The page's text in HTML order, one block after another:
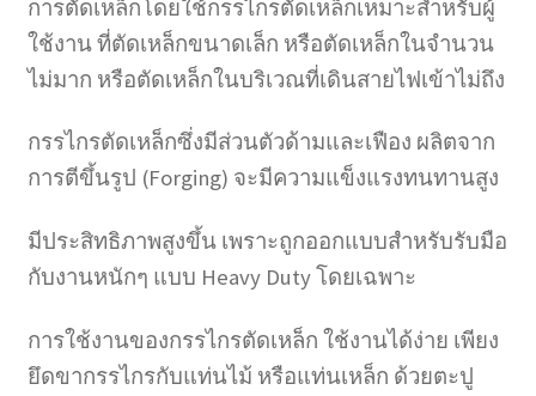
การตัดเหล็กโดยใช้กรรไกรตัดเหล็กเหมาะสำหรับผู้
ใช้งาน ที่ตัดเหล็กขนาดเล็ก หรือตัดเหล็กในจำนวน
ไม่มาก หรือตัดเหล็กในบริเวณที่เดินสายไฟเข้าไม่ถึง
กรรไกรตัดเหล็กซึ่งมีส่วนตัวด้ามและเฟือง ผลิตจาก
การตีขึ้นรูป (Forging) จะมีความแข็งแรงทนทานสูง
มีประสิทธิภาพสูงขึ้น เพราะถูกออกแบบสำหรับรับมือ
กับงานหนักๆ แบบ Heavy Duty โดยเฉพาะ
การใช้งานของกรรไกรตัดเหล็ก ใช้งานได้ง่าย เพียง
ยึดขากรรไกรกับแท่นไม้ หรือแท่นเหล็ก ด้วยตะปู